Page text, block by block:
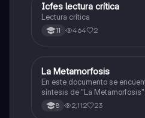
Lengua Castellana
Icfes lectura crítica
Lectura crítica
11 464 2
Lengua Castellana
La Metamorfosis
En este documento se
síntesis de "La
Kafka en 1915.
8 2,112 23